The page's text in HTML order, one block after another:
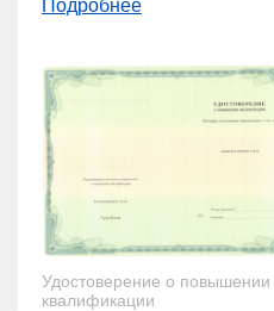
Подробнее
Удостоверение о повышении
квалификации